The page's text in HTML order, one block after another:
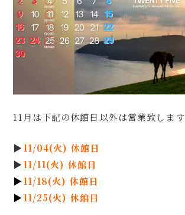
11月は下記の休館日以外は営業致します ⁡
▶11/04(火) 休館日
▶11/11(火) 休館日
▶11/18(火) 休館日
▶11/25(火) 休館日